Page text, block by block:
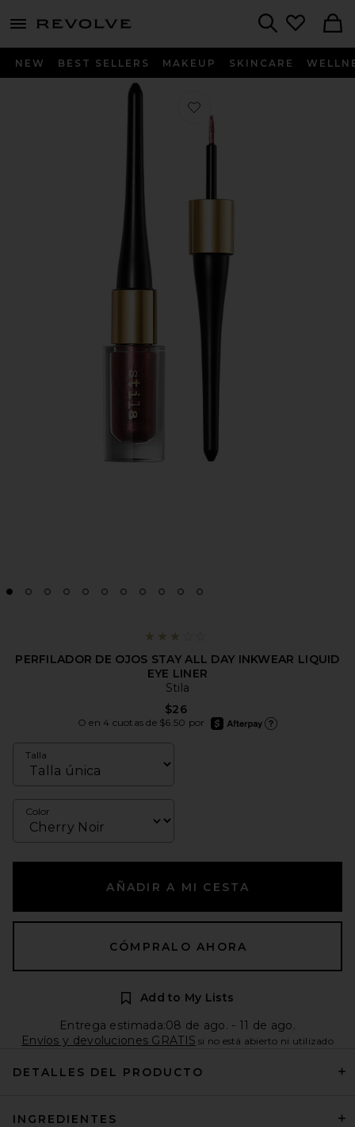
menu - shows more content
NEW BEST SELLERS MAKEUP SKINCARE
Favorito PERFILADOR DE OJOS
PERFILADOR DE OJOS STAY ALL DAY INKWEAR LIQUID
EYE LINER
Stila
$26
O en 4 cuotas de $6.50 por
afterpay
Talla
Color
AÑADIR A MI CESTA
CÓMPRALO AHORA
Add to My Lists
Entrega estimada:08 de ago. - 11 de ago.
Envíos y devoluciones GRATIS si no está abierto ni utilizado
DETALLES DEL PRODUCTO
INGREDIENTES